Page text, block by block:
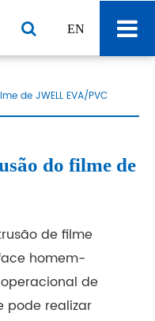
EN
de JWELL EVA/PVC
do filme de
de filme
homem-
de
pode realizar